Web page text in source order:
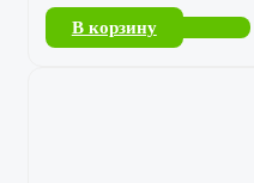
В корзину